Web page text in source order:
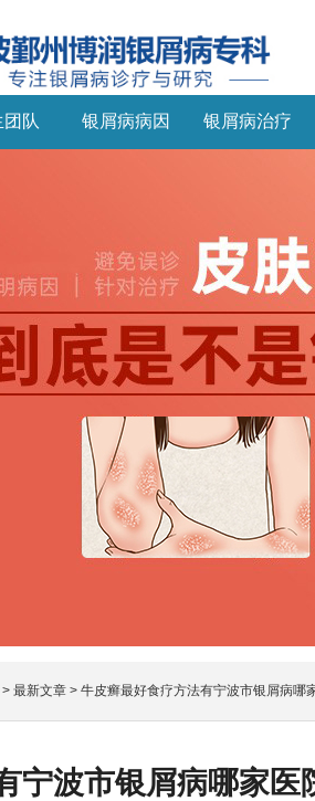
团队 银屑病病因 银屑病治疗
> 最新文章 > 牛皮癣最好食疗方法有宁波市银屑病哪
宁波市银屑病哪家医